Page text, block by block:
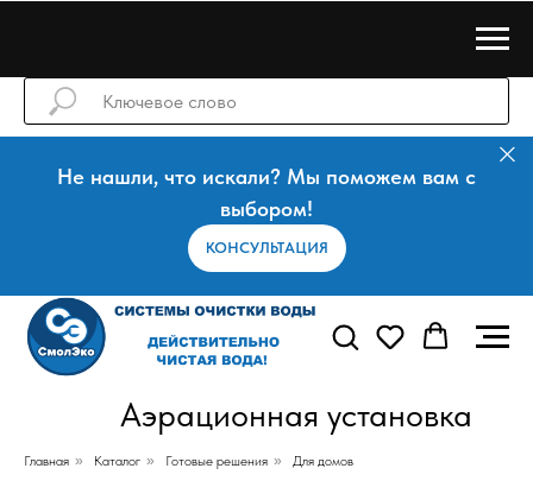
Не нашли, что искали? Мы поможем вам с
выбором!
КОНСУЛЬТАЦИЯ
Аэрационная установка
Главная » Каталог » Готовые решения » Для домов